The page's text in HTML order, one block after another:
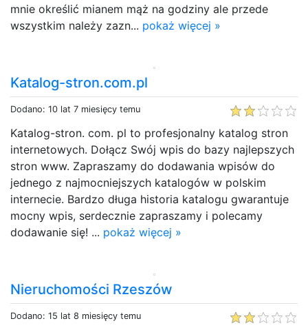
mnie określić mianem mąż na godziny ale przede
wszystkim należy zazn... pokaż więcej »
Katalog-stron.com.pl
Dodano: 10 lat 7 miesięcy temu
Katalog-stron. com. pl to profesjonalny katalog stron
internetowych. Dołącz Swój wpis do bazy najlepszych
stron www. Zapraszamy do dodawania wpisów do
jednego z najmocniejszych katalogów w polskim
internecie. Bardzo długa historia katalogu gwarantuje
mocny wpis, serdecznie zapraszamy i polecamy
dodawanie się! ... pokaż więcej »
Nieruchomości Rzeszów
Dodano: 15 lat 8 miesięcy temu